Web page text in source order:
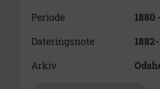
Periode
1880
Dateringsnote
Arkiv